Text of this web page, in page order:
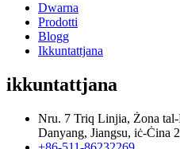
Dwarna
Prodotti
Blogg
Ikkuntattjana
ikkuntattjana
Nru. 7 Triq Linjia, Żona
Danyang, Jiangsu, iċ-Ċina